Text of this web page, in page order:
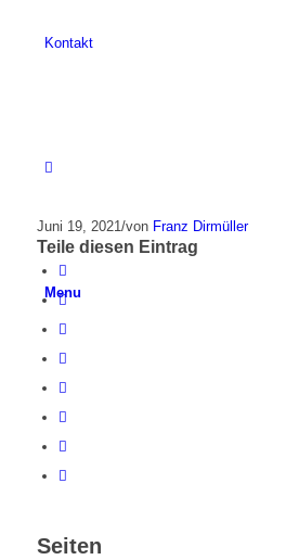
Kontakt
Menu
Juni 19, 2021/von Franz Dirmüller
Teile diesen Eintrag
Seiten